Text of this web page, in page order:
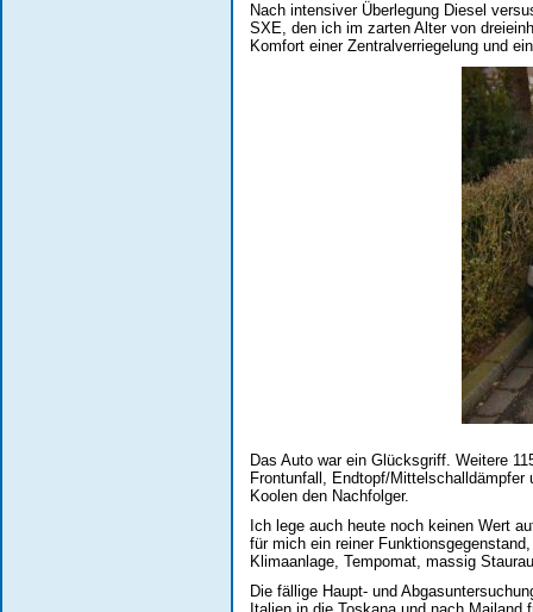
Nach intensiver Überlegung Diesel
SXE, den ich im zarten Alter von
Komfort einer Zentralverriegelung und
Das Auto war ein Glücksgriff. Weitere
Frontunfall, Endtopf/
Koolen den Nachfolger.
Ich lege auch heute noch keinen Wert
für mich ein reiner
Klimaanlage, Tempomat, massig
Die fällige Haupt- und